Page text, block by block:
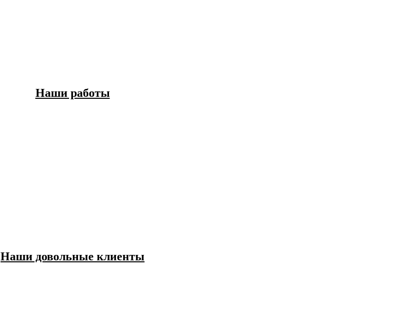
Наши работы
Наши довольные клиенты